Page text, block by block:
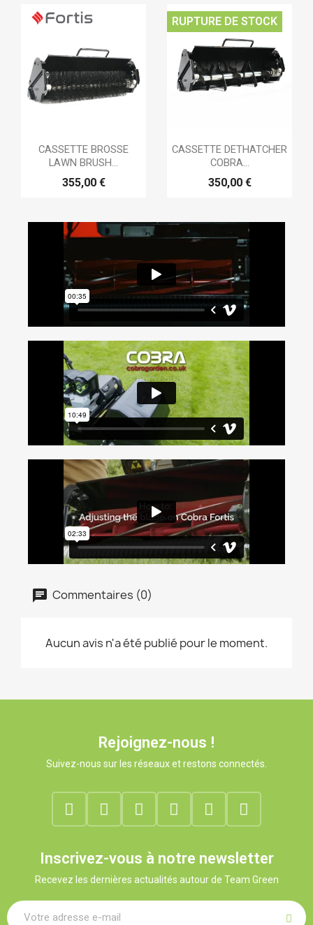
CASSETTE BROSSE
LAWN BRUSH...
355,00 €
CASSETTE DETHATCHER
COBRA...
350,00 €
RUPTURE DE STOCK
Commentaires (0)
Aucun avis n'a été publié pour le moment.
Rejoignez-nous !
Suivez-nous sur les réseaux et restons connectés.
Inscrivez-vous à notre newsletter
Recevez les dernières actualités autour de Team Green